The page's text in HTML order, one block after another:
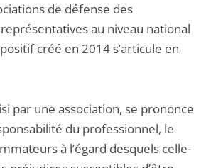
de défense des
au niveau national
créé en 2014 s’articule en
par une association, se prononce
du professionnel, le
à l’égard desquels celle-